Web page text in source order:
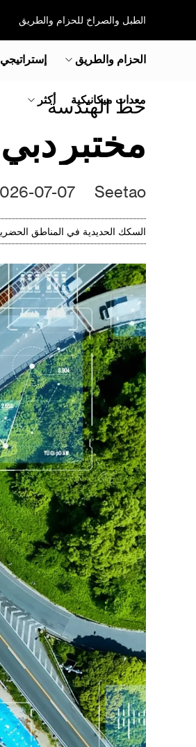
الطبل والصراخ للحزام والطريق
الحزام والطريق إستراتيجي
معدات ميكانيكية أكثرخط الهندسة
مختبر
Seetao
07-07 14:25
السكك الحديدية في المناطق